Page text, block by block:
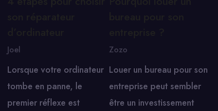
Joel
Lorsque votre ordinateur
tombe en panne, le
premier réflexe est
Zozo
Louer un bureau pour son
entreprise peut sembler
être un investissement